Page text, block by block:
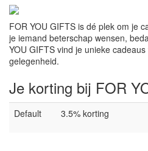
FOR YOU GIFTS is dé plek om je
je iemand beterschap wensen,
YOU GIFTS vind je unieke
gelegenheid.
Je korting bij FOR
Default 3.5% korting